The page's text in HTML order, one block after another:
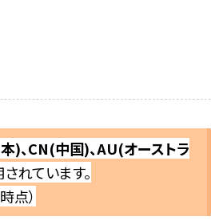
)、CN(中国)、AU(オーストラ
れています。
点）